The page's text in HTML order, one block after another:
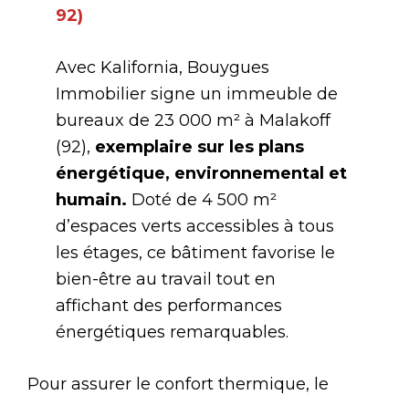
92)
Avec Kalifornia, Bouygues
Immobilier signe un immeuble de
bureaux de 23 000 m² à Malakoff
(92), exemplaire sur les plans
énergétique, environnemental et
humain. Doté de 4 500 m²
d’espaces verts accessibles à tous
les étages, ce bâtiment favorise le
bien-être au travail tout en
affichant des performances
énergétiques remarquables.
Pour assurer le confort thermique, le